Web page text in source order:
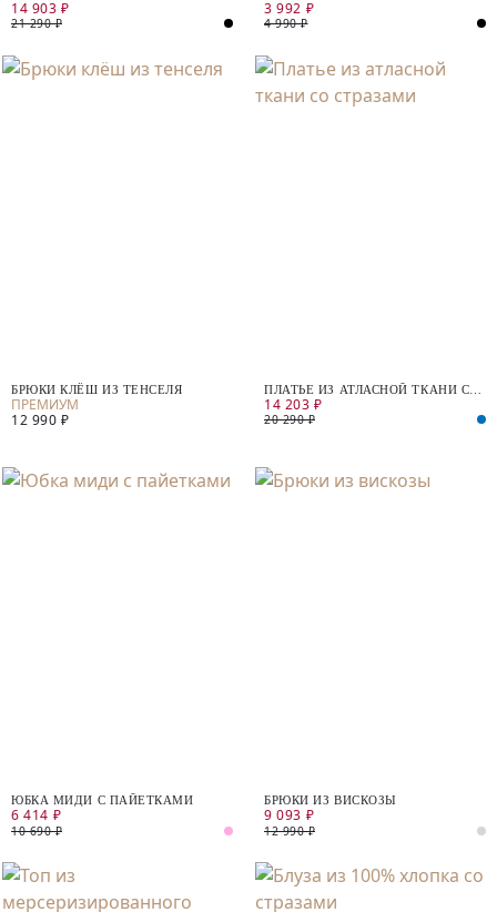
14 903 ₽
21 290 ₽
СТРАЗАМИ ВДОЛЬ ГОРЛОВИНЫ
3 992 ₽
4 990 ₽
БРЮКИ КЛЁШ ИЗ ТЕНСЕЛЯ
12 990 ₽
ПЛАТЬЕ ИЗ АТЛАСНОЙ ТКАНИ СО
СТРАЗАМИ
14 203 ₽
20 290 ₽
ЮБКА МИДИ С ПАЙЕТКАМИ
6 414 ₽
10 690 ₽
БРЮКИ ИЗ ВИСКОЗЫ
9 093 ₽
12 990 ₽